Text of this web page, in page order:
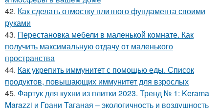
42. Как сделать отмостку плитного фундамента своими
руками
43. Перестановка мебели в маленькой комнате. Как
получить максимальную отдачу от маленького
пространства
44. Как укрепить иммунитет с помощью еды. Список
продуктов, повышающих иммунитет для взрослых
45. Фартук для кухни из плитки 2023. Тренд № 1: Kerama
Marazzi и Грани Таганая – экологичность и воздушность